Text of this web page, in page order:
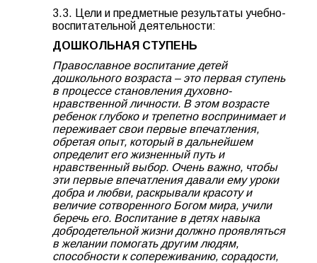
3.3. Цели и предметные результаты учебно-
воспитательной деятельности:
ДОШКОЛЬНАЯ СТУПЕНЬ
Православное воспитание детей
дошкольного возраста – это первая ступень
в процессе становления духовно-
нравственной личности. В этом возрасте
ребенок глубоко и трепетно воспринимает и
переживает свои первые впечатления,
обретая опыт, который в дальнейшем
определит его жизненный путь и
нравственный выбор. Очень важно, чтобы
эти первые впечатления давали ему уроки
добра и любви, раскрывали красоту и
величие сотворенного Богом мира, учили
беречь его. Воспитание в детях навыка
добродетельной жизни должно проявляться
в желании помогать другим людям,
способности к сопереживанию, сорадости,